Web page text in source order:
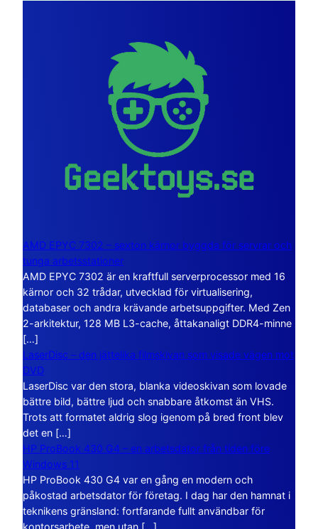
AMD EPYC 7302 – sexton kärnor byggda för servrar och
tunga arbetsstationer
AMD EPYC 7302 är en kraftfull serverprocessor med 16
kärnor och 32 trådar, utvecklad för virtualisering,
databaser och andra krävande arbetsuppgifter. Med Zen
2-arkitektur, 128 MB L3-cache, åttakanaligt DDR4-minne
[…]
LaserDisc – den jättelika filmskivan som visade vägen mot
DVD
LaserDisc var den stora, blanka videoskivan som lovade
bättre bild, bättre ljud och snabbare åtkomst än VHS.
Trots att formatet aldrig slog igenom på bred front blev
det en […]
HP ProBook 430 G4 – en arbetsdator från tiden före
Windows 11
HP ProBook 430 G4 var en gång en modern och
påkostad arbetsdator för företag. I dag har den hamnat i
teknikens gränsland: fortfarande fullt användbar för
kontorsarbete, men utan […]